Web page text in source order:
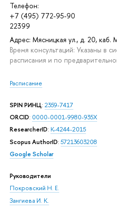
Телефон:
+7 (495) 772-95-90
22399
Адрес: Мясницкая ул., д. 20, каб.
Время консультаций: Указаны в
расписания и по
Расписание
SPIN РИНЦ: 2359-7417
ORCID: 0000-0001-9980-935X
ResearcherID: K-4244-2015
Scopus AuthorID: 57213603208
Google Scholar
Руководители
Покровский Н. Е.
Зангиева И. К.